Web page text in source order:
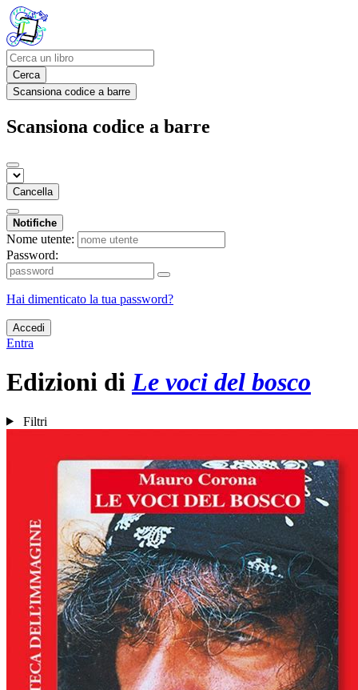
Cerca
Scansiona codice a barre
Scansiona codice a barre
Cancella
Notifiche
Nome utente:
Password:
Hai dimenticato la tua password?
Accedi
Entra
Edizioni diLe voci del bosco
Filtri